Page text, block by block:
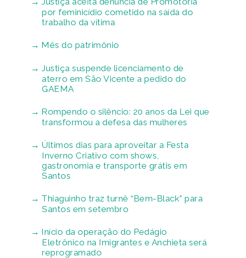
por feminicídio cometido na saída do
trabalho da vítima
Mês do patrimônio
Justiça suspende licenciamento de
aterro em São Vicente a pedido do
GAEMA
Rompendo o silêncio: 20 anos da Lei que
transformou a defesa das mulheres
Últimos dias para aproveitar a Festa
Inverno Criativo com shows,
gastronomia e transporte grátis em
Santos
Thiaguinho traz turnê “Bem-Black” para
Santos em setembro
Início da operação do Pedágio
Eletrônico na Imigrantes e Anchieta será
reprogramado